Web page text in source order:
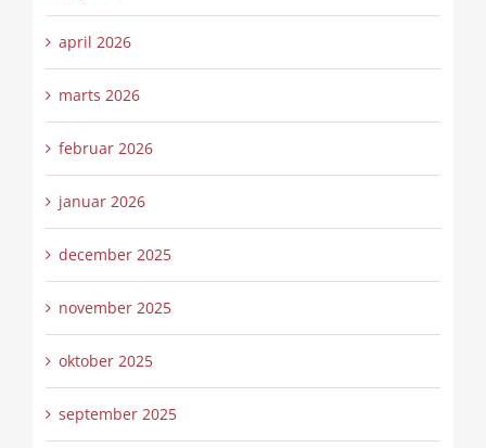
april 2026
marts 2026
februar 2026
januar 2026
december 2025
november 2025
oktober 2025
september 2025